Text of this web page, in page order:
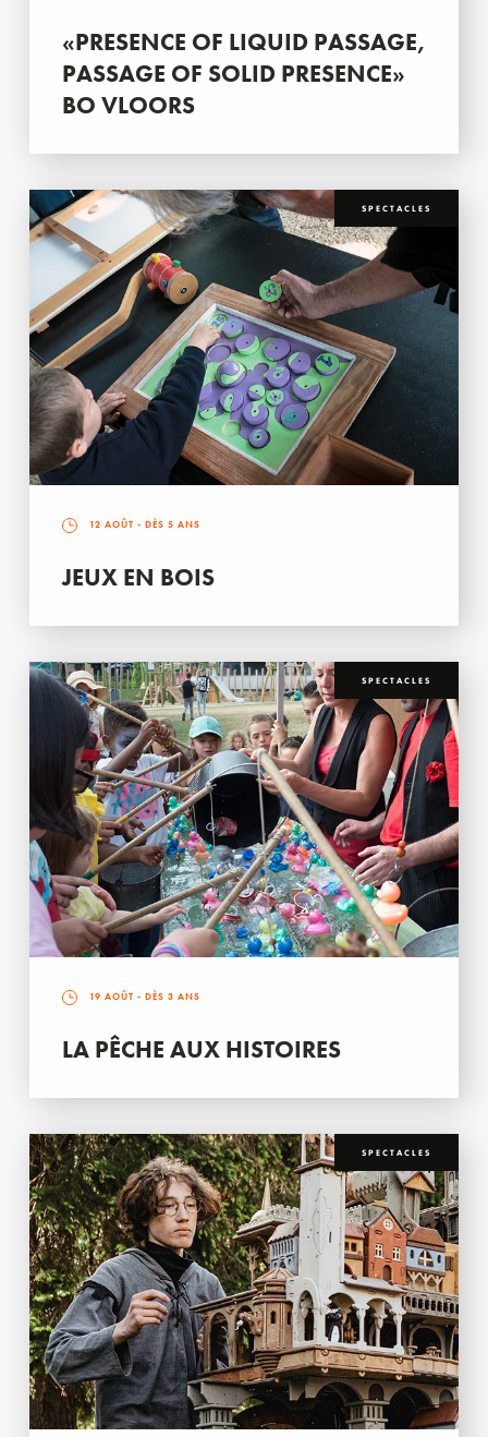
«PRESENCE OF LIQUID PASSAGE,
PASSAGE OF SOLID PRESENCE»
BO VLOORS
SPECTACLES
12 AOÛT - DÈS 5 ANS
JEUX EN BOIS
SPECTACLES
19 AOÛT - DÈS 3 ANS
LA PÊCHE AUX HISTOIRES
SPECTACLES